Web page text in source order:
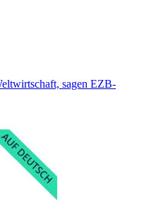
sagen EZB-